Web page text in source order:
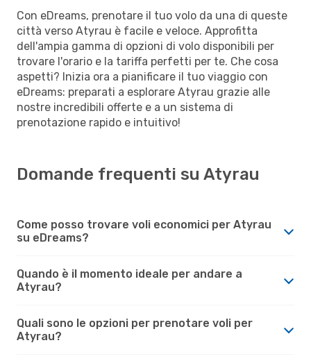
Con eDreams, prenotare il tuo volo da una di queste
città verso Atyrau è facile e veloce. Approfitta
dell'ampia gamma di opzioni di volo disponibili per
trovare l'orario e la tariffa perfetti per te. Che cosa
aspetti? Inizia ora a pianificare il tuo viaggio con
eDreams: preparati a esplorare Atyrau grazie alle
nostre incredibili offerte e a un sistema di
prenotazione rapido e intuitivo!
Domande frequenti su Atyrau
Come posso trovare voli economici per Atyrau
su eDreams?
Quando è il momento ideale per andare a
Atyrau?
Quali sono le opzioni per prenotare voli per
Atyrau?